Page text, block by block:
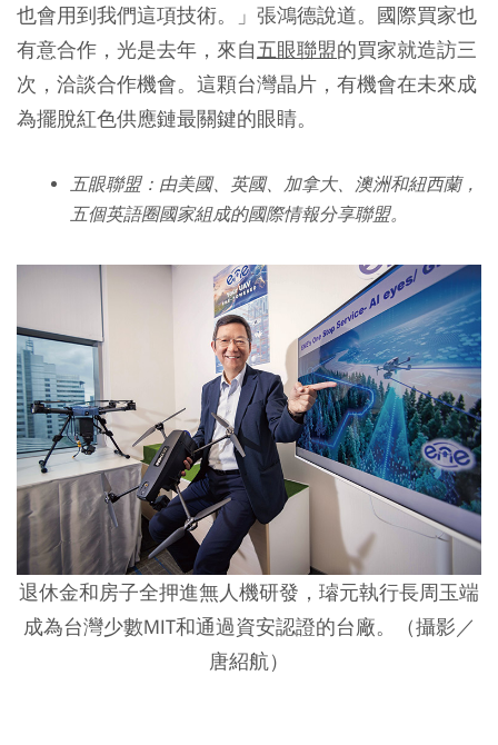
也會用到我們這項技術。」張鴻德說道。國際買家也
有意合作，光是去年，來自五眼聯盟的買家就造訪三
次，洽談合作機會。這顆台灣晶片，有機會在未來成
為擺脫紅色供應鏈最關鍵的眼睛。
五眼聯盟：由美國、英國、加拿大、澳洲和紐西蘭，
五個英語圈國家組成的國際情報分享聯盟。
退休金和房子全押進無人機研發，璿元執行長周玉端
成為台灣少數MIT和通過資安認證的台廠。（攝影／
唐紹航）